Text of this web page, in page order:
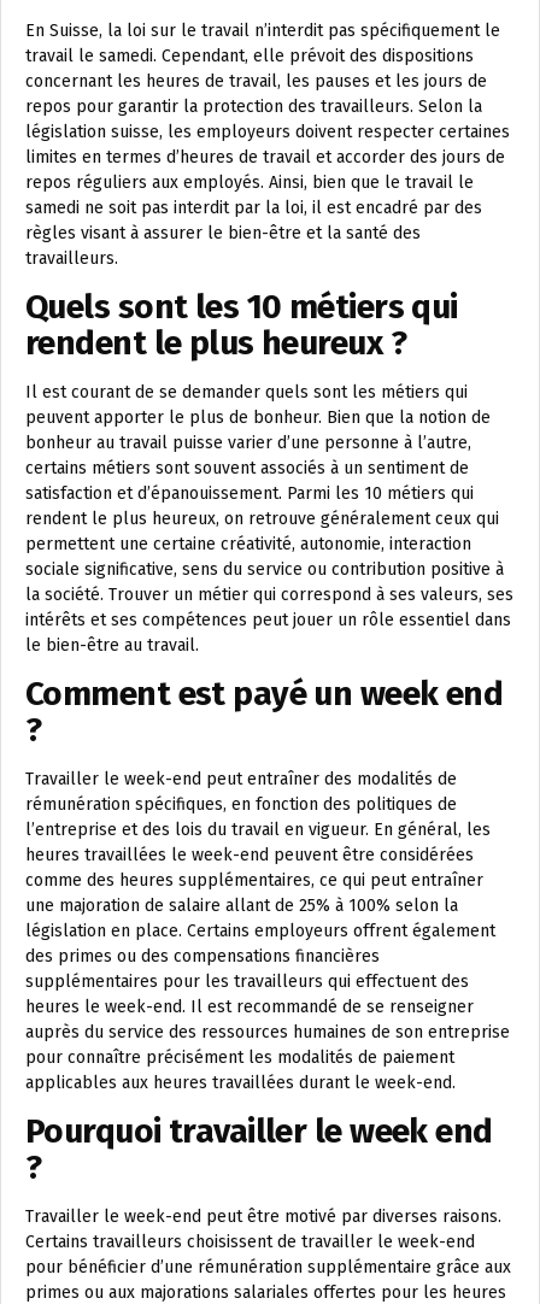
En Suisse, la loi sur le travail n’interdit pas spécifiquement le
travail le samedi. Cependant, elle prévoit des dispositions
concernant les heures de travail, les pauses et les jours de
repos pour garantir la protection des travailleurs. Selon la
législation suisse, les employeurs doivent respecter certaines
limites en termes d’heures de travail et accorder des jours de
repos réguliers aux employés. Ainsi, bien que le travail le
samedi ne soit pas interdit par la loi, il est encadré par des
règles visant à assurer le bien-être et la santé des
travailleurs.
Quels sont les 10 métiers qui
rendent le plus heureux ?
Il est courant de se demander quels sont les métiers qui
peuvent apporter le plus de bonheur. Bien que la notion de
bonheur au travail puisse varier d’une personne à l’autre,
certains métiers sont souvent associés à un sentiment de
satisfaction et d’épanouissement. Parmi les 10 métiers qui
rendent le plus heureux, on retrouve généralement ceux qui
permettent une certaine créativité, autonomie, interaction
sociale significative, sens du service ou contribution positive à
la société. Trouver un métier qui correspond à ses valeurs, ses
intérêts et ses compétences peut jouer un rôle essentiel dans
le bien-être au travail.
Comment est payé un week end
?
Travailler le week-end peut entraîner des modalités de
rémunération spécifiques, en fonction des politiques de
l’entreprise et des lois du travail en vigueur. En général, les
heures travaillées le week-end peuvent être considérées
comme des heures supplémentaires, ce qui peut entraîner
une majoration de salaire allant de 25% à 100% selon la
législation en place. Certains employeurs offrent également
des primes ou des compensations financières
supplémentaires pour les travailleurs qui effectuent des
heures le week-end. Il est recommandé de se renseigner
auprès du service des ressources humaines de son entreprise
pour connaître précisément les modalités de paiement
applicables aux heures travaillées durant le week-end.
Pourquoi travailler le week end
?
Travailler le week-end peut être motivé par diverses raisons.
Certains travailleurs choisissent de travailler le week-end
pour bénéficier d’une rémunération supplémentaire grâce aux
primes ou aux majorations salariales offertes pour les heures